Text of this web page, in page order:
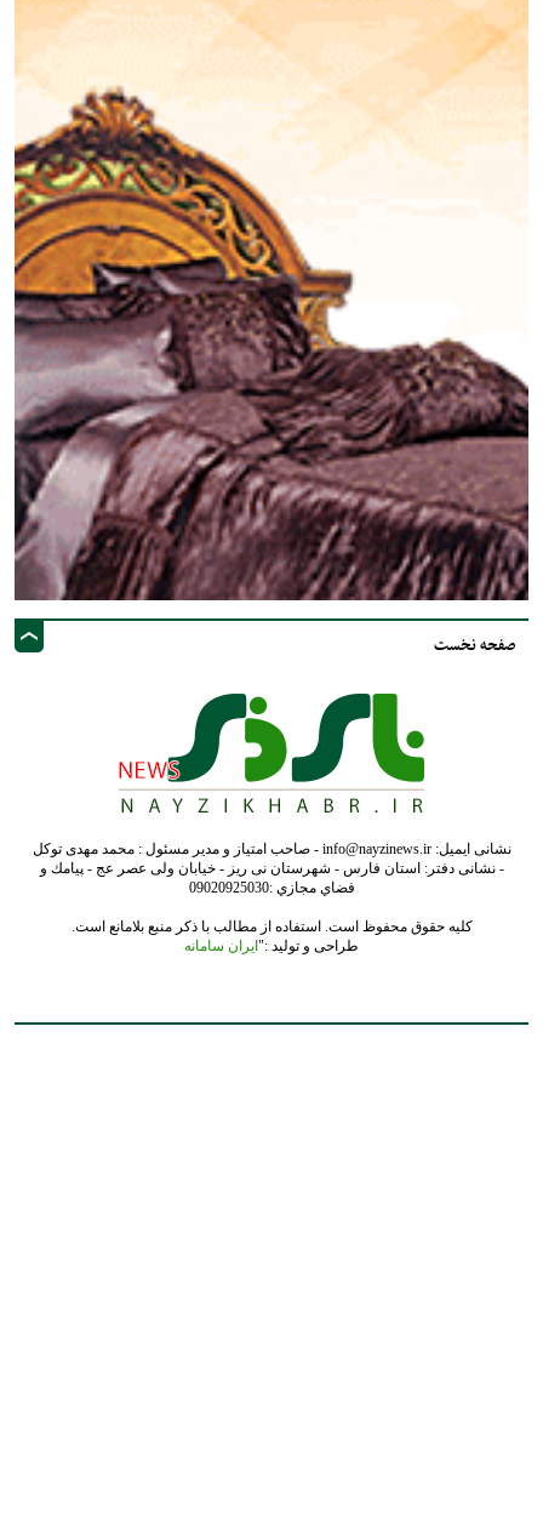
صفحه نخست
نشانی ایمیل: info@nayzinews.ir - صاحب امتیاز و مدیر مسئول : محمد مهدی توکل
- نشانی دفتر: استان فارس - شهرستان نی ریز - خیابان ولی عصر عج - پيامك و
فضاي مجازي :09020925030
کلیه حقوق محفوظ است. استفاده از مطالب با ذکر منبع بلامانع است.
طراحی و تولید :"ایران سامانه